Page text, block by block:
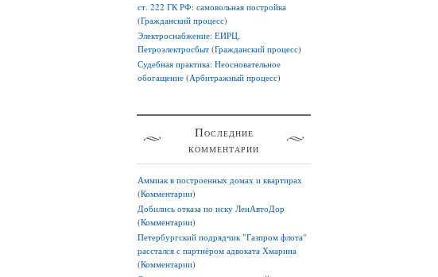
ст. 222 ГК РФ: самовольная постройка
(Гражданский процесс)
Электроснабжение: ЕИРЦ,
Петроэлектросбыт (Гражданский процесс)
Судебная практика: Неосновательное
обогащение (Арбитражный процесс)
Последние
комментарии
Аммиак в построенных домах и квартирах
(Комментарии)
Добились отказа по иску ЛенАвтоДор
(Комментарии)
Петербургский подрядчик "Газпром флота"
расстался с партнёром адвоката Хмарина
(Комментарии)